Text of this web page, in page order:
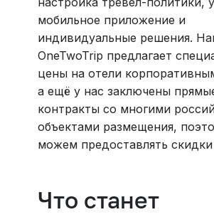
мобильное приложение и
индивидуальные решения.
OneTwoTrip предлагает
цены на отели
а ещё у нас заключены
контракты со многими
объектами размещения,
можем предоставлять
Что станет